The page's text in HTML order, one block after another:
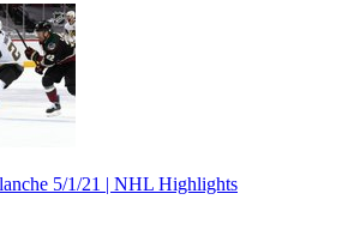
5/1/21 | NHL Highlights